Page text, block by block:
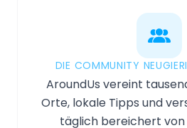
DIE COMMUNITY
AroundUs vereint
Orte, lokale Tipps und
täglich bereichert